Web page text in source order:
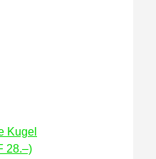
Kugel
28.–)